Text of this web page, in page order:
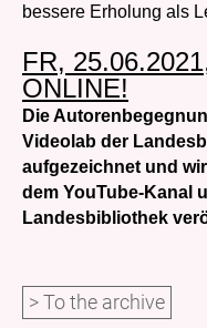
bessere Erholung als
FR, 25.06.2021
ONLINE!
Die
Videolab der
aufgezeichnet und
dem YouTube-Kanal
Landesbibliothek
> To the archive